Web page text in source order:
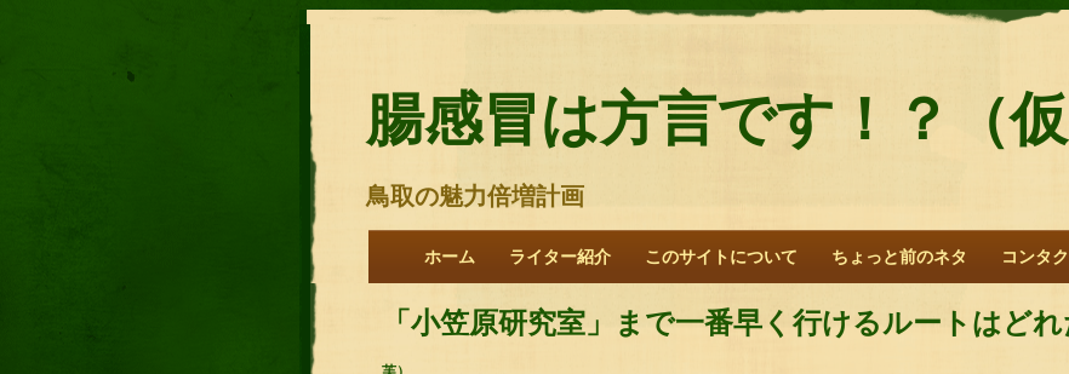
腸感冒は方言です！？（仮
鳥取の魅力倍増計画
ホーム ライター紹介 このサイトについて ちょっと前のネタ コンタ
「小笠原研究室」まで一番早く行けるルートはどれ